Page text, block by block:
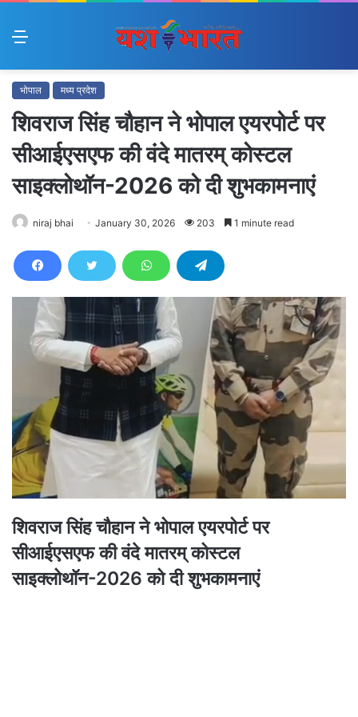
Menu
भोपाल मध्य प्रदेश
शिवराज सिंह चौहान ने भोपाल एयरपोर्ट पर
सीआईएसएफ की वंदे मातरम् कोस्टल
साइक्लोथॉन-2026 को दी शुभकामनाएं
niraj bhai January 30, 2026 203 1 minute read
शिवराज सिंह चौहान ने भोपाल एयरपोर्ट पर
सीआईएसएफ की वंदे मातरम् कोस्टल
साइक्लोथॉन-2026 को दी शुभकामनाएं